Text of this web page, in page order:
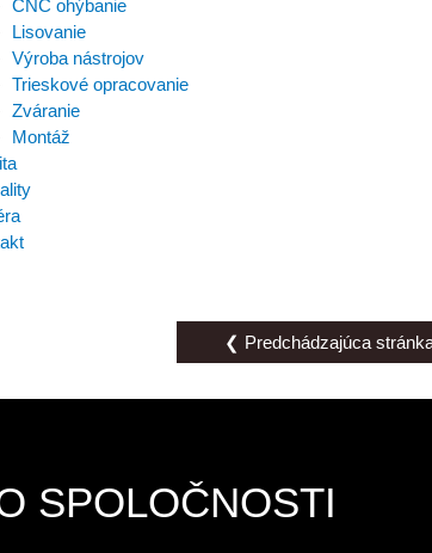
CNC ohýbanie
Lisovanie
Výroba nástrojov
Trieskové opracovanie
Zváranie
Montáž
❮ Predchádzajúca
SPOLOČNOSTI